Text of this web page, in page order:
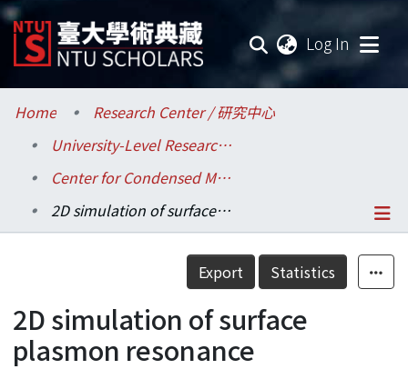
Log In
Communities & Collections
Research Outputs
Fundings & Projects
Statistics
Home
Research Center / 研究中心
University-Level Research Centers / 校級研究中心
Center for Condensed Matter Sciences / 凝態科學研究中心
2D simulation of surface plasmon resonance
Details
Export Statistics
2D simulation of surface
plasmon resonance